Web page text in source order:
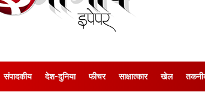
संपादकीय देश-दुनिया फीचर साक्षात्‍कार खेल